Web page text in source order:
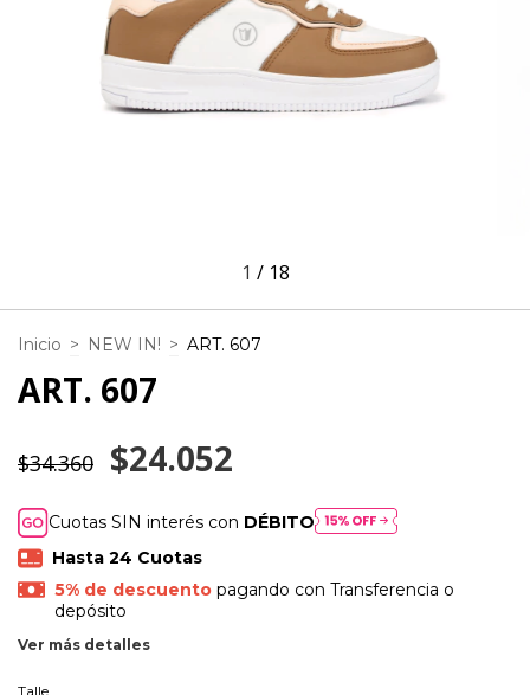
1 / 18
Inicio > NEW IN! > ART. 607
ART. 607
$34.360 $24.052
Cuotas SIN interés con DÉBITO
5% de descuento pagando con Transferencia o
depósito
Ver más detalles
Talle